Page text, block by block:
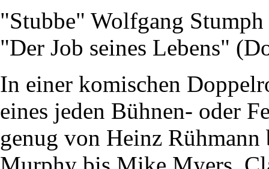
"Stubbe" Wolfgang
"Der Job seines Lebens"
In einer komischen
eines jeden Bühnen- oder
genug von Heinz